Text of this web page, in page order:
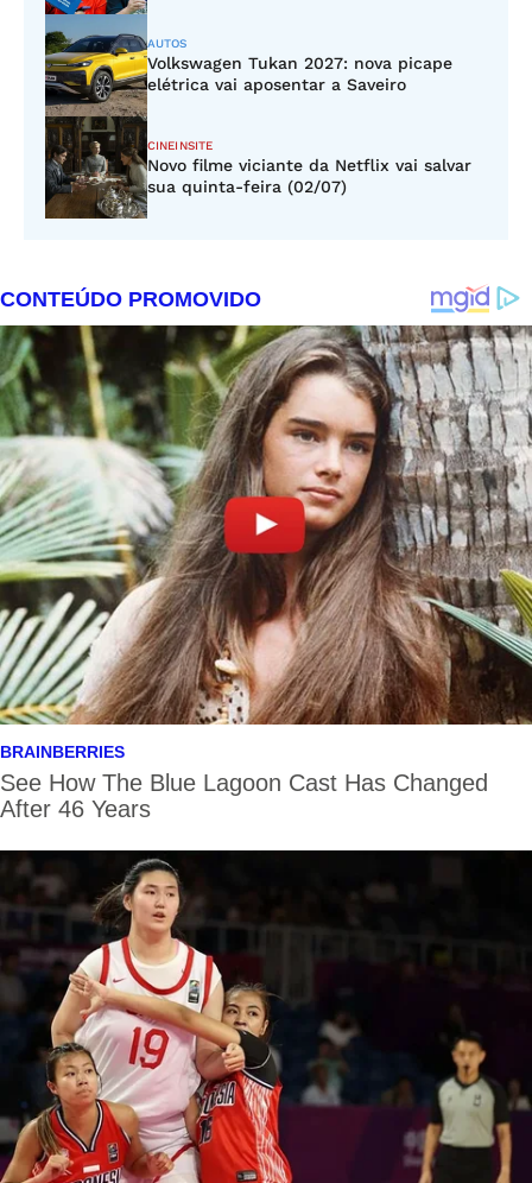
AUTOS
Volkswagen Tukan 2027: nova picape
elétrica vai aposentar a Saveiro
CINEINSITE
Novo filme viciante da Netflix vai salvar
sua quinta-feira (02/07)